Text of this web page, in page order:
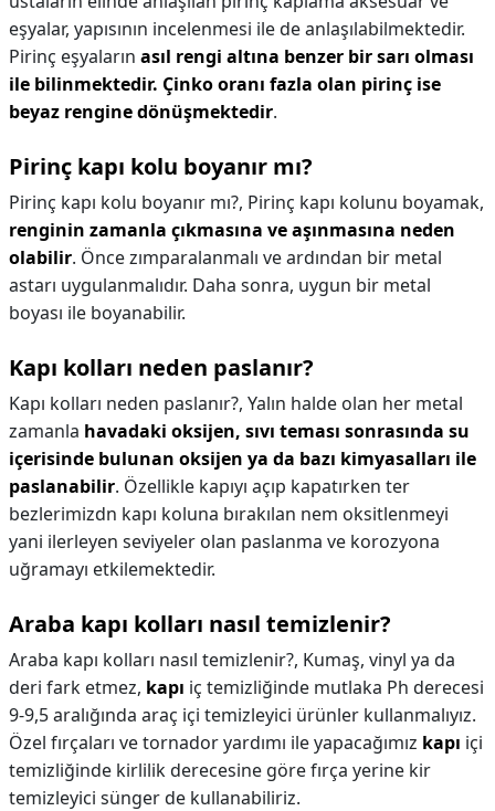
eşyalar, yapısının incelenmesi ile de anlaşılabilmektedir.
Pirinç eşyaların asıl rengi altına benzer bir sarı olması
ile bilinmektedir. Çinko oranı fazla olan pirinç ise
beyaz rengine dönüşmektedir.
Pirinç kapı kolu boyanır mı?
Pirinç kapı kolu boyanır mı?, Pirinç kapı kolunu boyamak,
renginin zamanla çıkmasına ve aşınmasına neden
olabilir. Önce zımparalanmalı ve ardından bir metal
astarı uygulanmalıdır. Daha sonra, uygun bir metal
boyası ile boyanabilir.
Kapı kolları neden paslanır?
Kapı kolları neden paslanır?, Yalın halde olan her metal
zamanla havadaki oksijen, sıvı teması sonrasında su
içerisinde bulunan oksijen ya da bazı kimyasalları ile
paslanabilir. Özellikle kapıyı açıp kapatırken ter
bezlerimizdn kapı koluna bırakılan nem oksitlenmeyi
yani ilerleyen seviyeler olan paslanma ve korozyona
uğramayı etkilemektedir.
Araba kapı kolları nasıl temizlenir?
Araba kapı kolları nasıl temizlenir?, Kumaş, vinyl ya da
deri fark etmez, kapı iç temizliğinde mutlaka Ph derecesi
9-9,5 aralığında araç içi temizleyici ürünler kullanmalıyız.
Özel fırçaları ve tornador yardımı ile yapacağımız kapı içi
temizliğinde kirlilik derecesine göre fırça yerine kir
temizleyici sünger de kullanabiliriz.